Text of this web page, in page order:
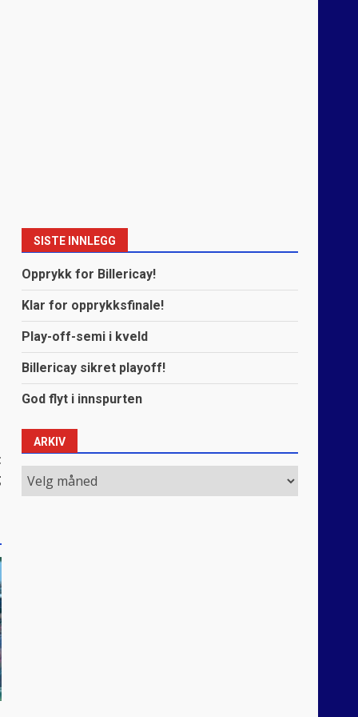
SISTE INNLEGG
Opprykk for Billericay!
Klar for opprykksfinale!
Play-off-semi i kveld
Billericay sikret playoff!
God flyt i innspurten
ARKIV
Arkiv